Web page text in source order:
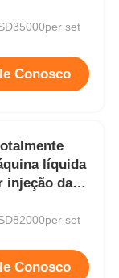
set
Conosco
líquida
injeção da
set
Conosco